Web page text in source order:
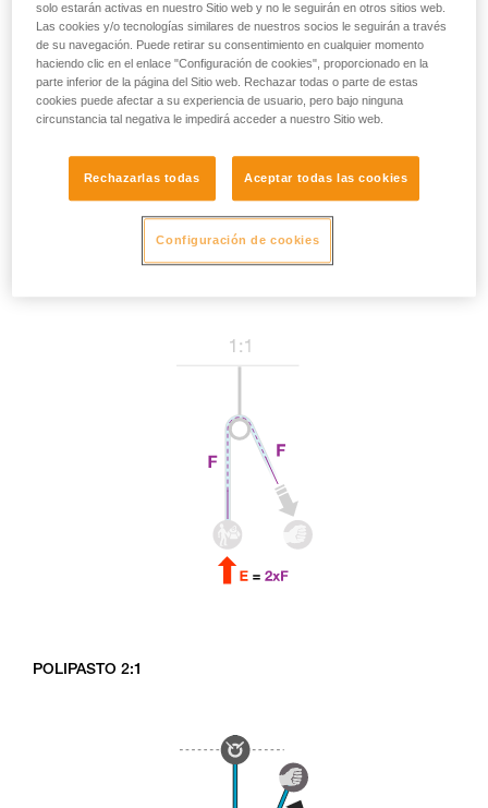
POLIPASTO 2:1
solo estarán activas en nuestro Sitio web y no le seguirán en otros sitios web.
Las cookies y/o tecnologías similares de nuestros socios le seguirán a través
de su navegación. Puede retirar su consentimiento en cualquier momento
haciendo clic en el enlace "Configuración de cookies", proporcionado en la
parte inferior de la página del Sitio web. Rechazar todas o parte de estas
cookies puede afectar a su experiencia de usuario, pero bajo ninguna
circunstancia tal negativa le impedirá acceder a nuestro Sitio web.
Rechazarlas todas Aceptar todas las cookies
Configuración de cookies